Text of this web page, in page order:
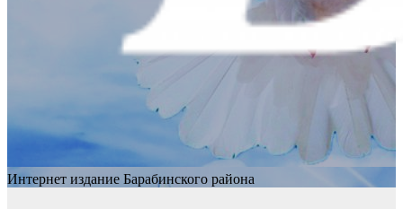
Интернет издание Барабинского района